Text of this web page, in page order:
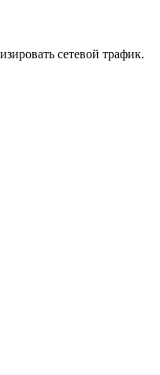
сетевой трафик.